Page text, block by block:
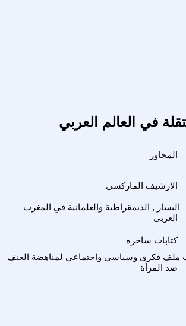
في العالم العربي
الارشيف الماركسي
اليسار , الديمقراطية والعلمانية في المغرب
العربي
كتابات ساخرة
ملف فكري وسياسي واجتماعي لمناهضة العنف
ضد المرأة